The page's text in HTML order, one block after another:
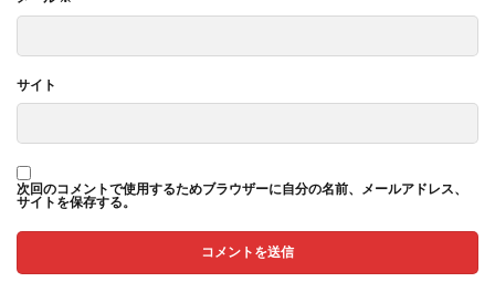
サイト
次回のコメントで使用するためブラウザーに自分の名前、メールアドレス、
サイトを保存する。